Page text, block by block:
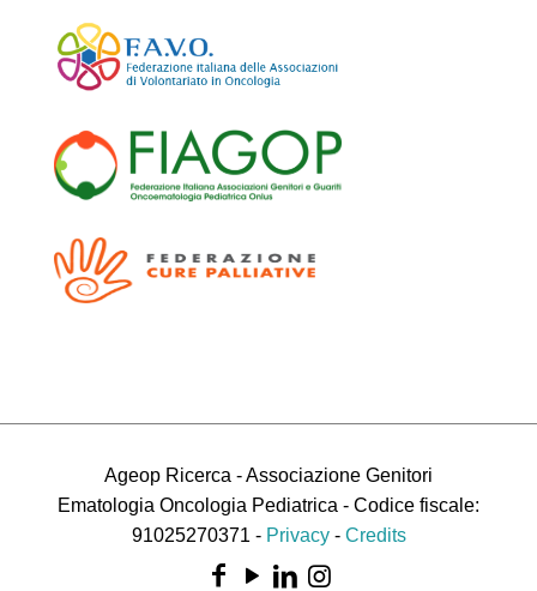
Ageop Ricerca - Associazione Genitori
Ematologia Oncologia Pediatrica - Codice fiscale:
91025270371 - Privacy- Credits